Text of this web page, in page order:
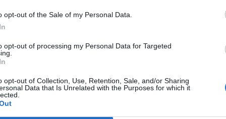
opt-out of the Sale of my Personal Data.
opt-out of processing my Personal Data for Targeted
opt-out of Collection, Use, Retention, Sale, and/or Sharing
Data that Is Unrelated with the Purposes for which it
a concurso la
Chamartín por 11